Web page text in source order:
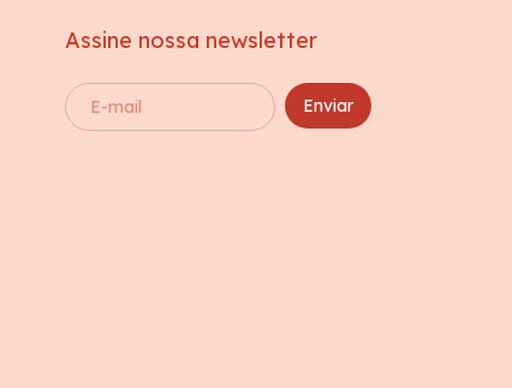
Assine nossa newsletter